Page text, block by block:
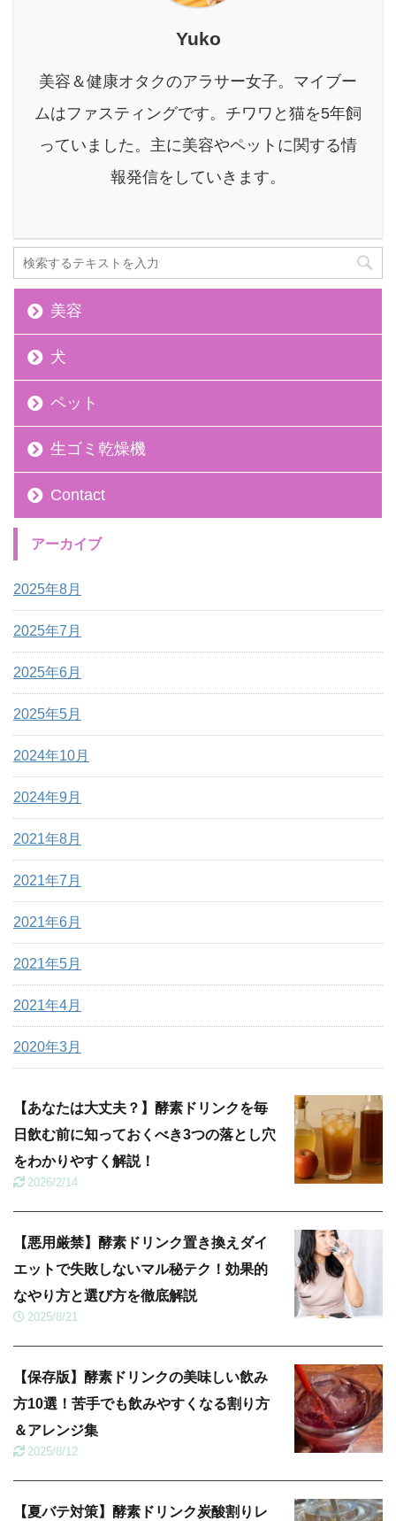
ーするタイプは〝バラン
す。 本記事を読んでわか
透水の『バランシング』
タイプと『モイストリッ
湿浸透水を使用して感じ
たメリットとデメリット
Yuko
美容＆健康オタクのアラサー女子。マイブー
ムはファスティングです。チワワと猫を5年飼
っていました。主に美容やペットに関する情
報発信をしていきます。
美容
犬
ペット
生ゴミ乾燥機
Contact
アーカイブ
2025年8月
2025年7月
2025年6月
2025年5月
2024年10月
2024年9月
2021年8月
2021年7月
2021年6月
2021年5月
2021年4月
2020年3月
【あなたは大丈夫？】酵素ドリンクを毎
日飲む前に知っておくべき3つの落とし穴
をわかりやすく解説！
2026/2/14
【悪用厳禁】酵素ドリンク置き換えダイ
エットで失敗しないマル秘テク！効果的
なやり方と選び方を徹底解説
2025/8/21
【保存版】酵素ドリンクの美味しい飲み
方10選！苦手でも飲みやすくなる割り方
＆アレンジ集
2025/8/12
【夏バテ対策】酵素ドリンク炭酸割りレ